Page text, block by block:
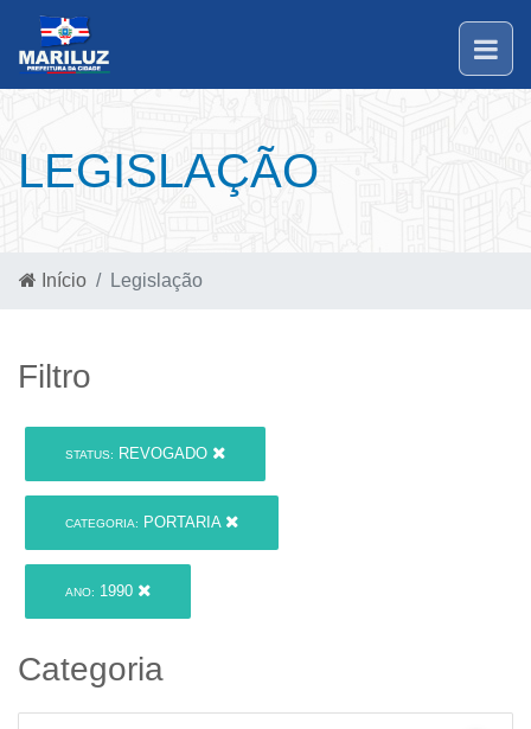
LEGISLAÇÃO
Início Legislação
Filtro
STATUS: REVOGADO
CATEGORIA: PORTARIA
ANO: 1990
Categoria